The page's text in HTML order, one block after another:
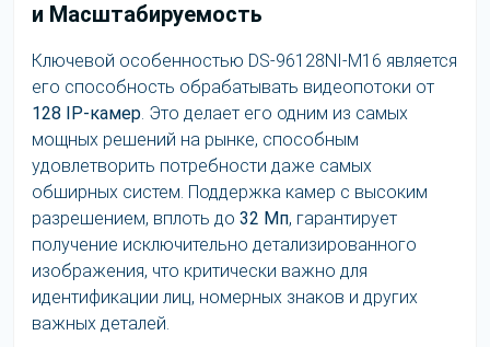
и Масштабируемость
Ключевой особенностью DS-96128NI-M16 является
его способность обрабатывать видеопотоки от
128 IP-камер. Это делает его одним из самых
мощных решений на рынке, способным
удовлетворить потребности даже самых
обширных систем. Поддержка камер с высоким
разрешением, вплоть до 32 Мп, гарантирует
получение исключительно детализированного
изображения, что критически важно для
идентификации лиц, номерных знаков и других
важных деталей.